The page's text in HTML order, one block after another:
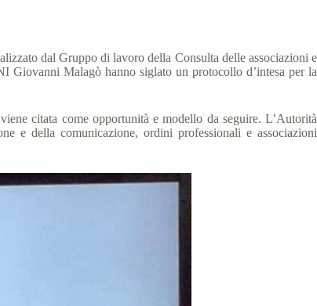
dal Gruppo di lavoro della Consulta delle associazioni e
Giovanni Malagò hanno siglato un protocollo d’intesa per la
citata come opportunità e modello da seguire. L’Autorità
e della comunicazione, ordini professionali e associazioni